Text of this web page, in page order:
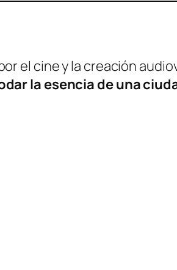
el cine y la creación
la esencia de una